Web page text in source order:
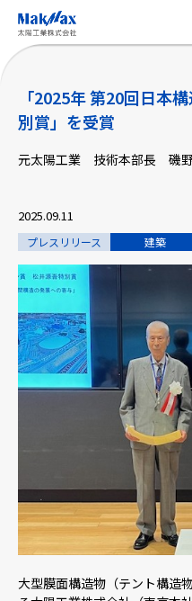
コ
ン
企業情報
事業紹介
製品・サービス
実績
太陽工業コラム
ニュース
お問
「2025年 第20回日本
別賞」を受賞
元太陽工業 技術本部長 磯
2025.09.11
プレスリリース 建築
大型膜面構造物（テント構造